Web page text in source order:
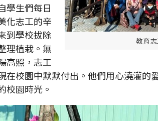
教育
生們每日
化志工的辛
到學校拔除
理植栽。無
高照，志工
在校園中默默付出。他們用心澆灌的
校園時光。